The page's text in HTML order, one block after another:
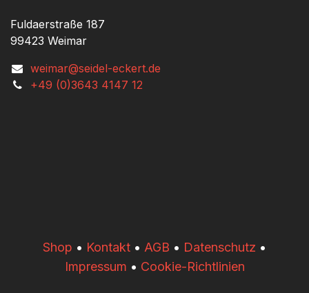
Fuldaerstraße 187
99423 Weimar
weimar@seidel-eckert.de
+49 (0)3643 4147 12
​​Shop • Kontakt • AGB • Datenschutz •
Impressum • Cookie-Richtlinien